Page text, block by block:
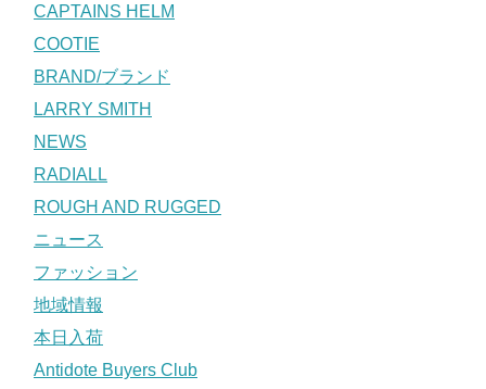
CAPTAINS HELM
COOTIE
BRAND/ブランド
LARRY SMITH
NEWS
RADIALL
ROUGH AND RUGGED
ニュース
ファッション
地域情報
本日入荷
Antidote Buyers Club